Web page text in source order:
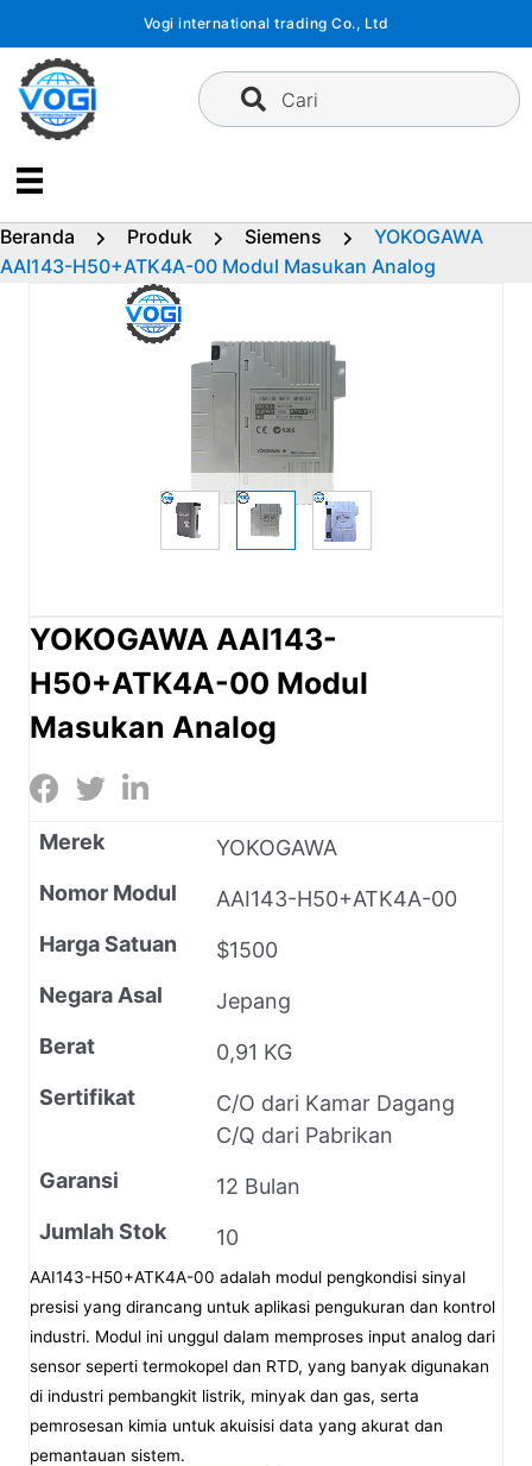
konten
Vogi international trading Co., Ltd
Cari
Beranda Produk Siemens
YOKOGAWA
AAI143-H50+ATK4A-00 Modul Masukan Analog
YOKOGAWA AAI143-
H50+ATK4A-00 Modul
Masukan Analog
Merek
YOKOGAWA
Nomor Modul
AAI143-H50+ATK4A-00
Harga Satuan
$1500
Negara Asal
Jepang
Berat
0,91 KG
Sertifikat
C/O dari Kamar Dagang
C/Q dari Pabrikan
Garansi
12 Bulan
Jumlah Stok
10
AAI143-H50+ATK4A-00 adalah modul pengkondisi sinyal
presisi yang dirancang untuk aplikasi pengukuran dan kontrol
industri. Modul ini unggul dalam memproses input analog dari
sensor seperti termokopel dan RTD, yang banyak digunakan
di industri pembangkit listrik, minyak dan gas, serta
pemrosesan kimia untuk akuisisi data yang akurat dan
pemantauan sistem.